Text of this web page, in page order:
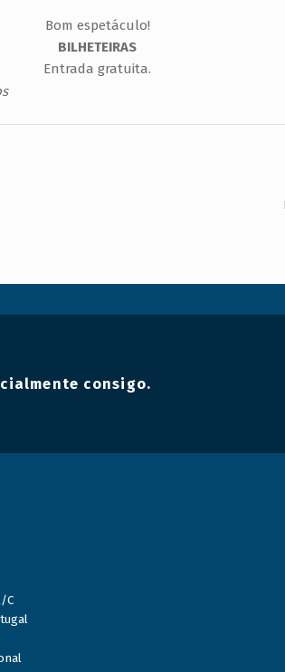
Bom espetáculo!
BILHETEIRAS
Entrada gratuita.
consigo.
C